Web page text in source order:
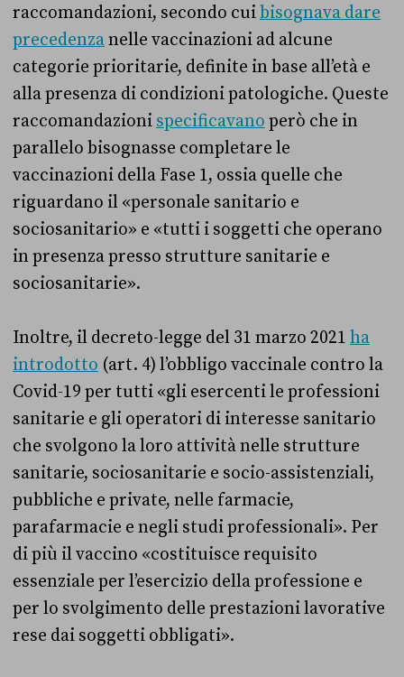
raccomandazioni, secondo cuibisognava dare
precedenzanelle vaccinazioni ad alcune
categorie prioritarie, definite in base all’età e
alla presenza di condizioni patologiche. Queste
raccomandazioni specificavano però che in
parallelo bisognasse completare le
vaccinazioni della Fase 1, ossia quelle che
riguardano il «personale sanitario e
sociosanitario» e «tutti i soggetti che operano
in presenza presso strutture sanitarie e
sociosanitarie».
Inoltre, il decreto-legge del 31 marzo 2021 ha
introdotto (art. 4) l’obbligo vaccinale contro la
Covid-19 per tutti «gli esercenti le professioni
sanitarie e gli operatori di interesse sanitario
che svolgono la loro attività nelle strutture
sanitarie, sociosanitarie e socio-assistenziali,
pubbliche e private, nelle farmacie,
parafarmacie e negli studi professionali». Per
di più il vaccino «costituisce requisito
essenziale per l’esercizio della professione e
per lo svolgimento delle prestazioni lavorative
rese dai soggetti obbligati».